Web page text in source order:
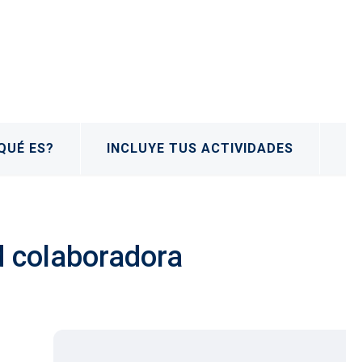
ES? INCLUYE TUS ACTIVIDADES
colaboradora